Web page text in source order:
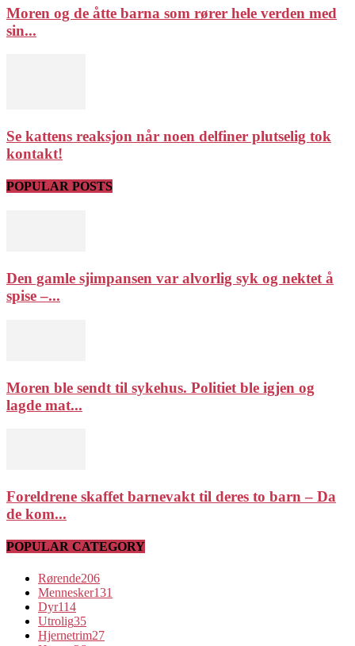
Moren og de åtte barna som rører hele verden med
sin...
Se kattens reaksjon når noen delfiner plutselig tok
kontakt!
POPULAR POSTS
Den gamle sjimpansen var alvorlig syk og nektet å
spise –...
Moren ble sendt til sykehus. Politiet ble igjen og
lagde mat...
Foreldrene skaffet barnevakt til deres to barn – Da
de kom...
POPULAR CATEGORY
Rørende206
Mennesker131
Dyr114
Utrolig35
Hjernetrim27